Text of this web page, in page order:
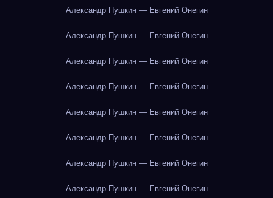
Александр Пушкин — Евгений Онегин
Александр Пушкин — Евгений Онегин
Александр Пушкин — Евгений Онегин
Александр Пушкин — Евгений Онегин
Александр Пушкин — Евгений Онегин
Александр Пушкин — Евгений Онегин
Александр Пушкин — Евгений Онегин
Александр Пушкин — Евгений Онегин